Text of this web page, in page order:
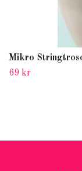
Mikro
69 kr